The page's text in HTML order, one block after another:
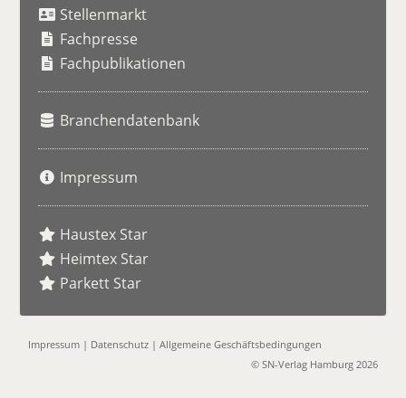
Stellenmarkt
Fachpresse
Fachpublikationen
Branchendatenbank
Impressum
Haustex Star
Heimtex Star
Parkett Star
Impressum | Datenschutz |Allgemeine Geschäftsbedingungen
© SN-Verlag Hamburg 2026